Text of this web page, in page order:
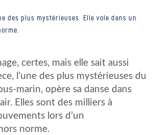
des plus mystérieuses. Elle vole dans un
certes, mais elle sait aussi
l’une des plus mystérieuses du
marin, opère sa danse dans
Elles sont des milliers à
lors d’un
norme.